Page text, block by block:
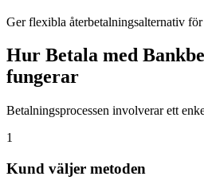
Ger flexibla återbetalningsalternativ
Hur Betala med
fungerar
Betalningsprocessen involverar ett
1
Kund väljer metoden